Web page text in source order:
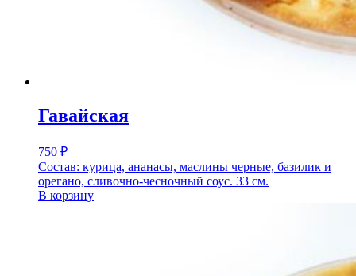
Гавайская
750 ₽
Состав: курица, ананасы, маслины черные, базилик и
орегано, сливочно-чесночный соус. 33 см.
В корзину